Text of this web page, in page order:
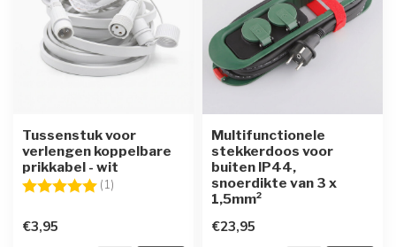
Tussenstuk voor
verlengen koppelbare
prikkabel - wit
Beoordeling: (1)
€3,95
Multifunctionele
stekkerdoos voor
buiten IP44,
snoerdikte van 3 x
1,5mm²
€23,95